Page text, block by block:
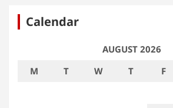
Calendar
AUGUST 2026
M
T W T F